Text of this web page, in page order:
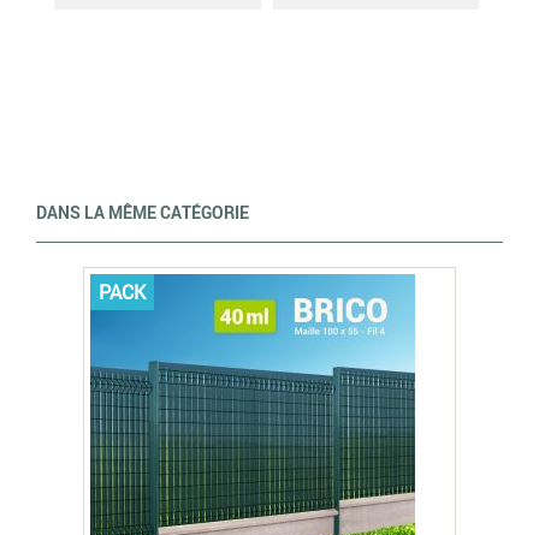
DANS LA MÊME CATÉGORIE
PACK